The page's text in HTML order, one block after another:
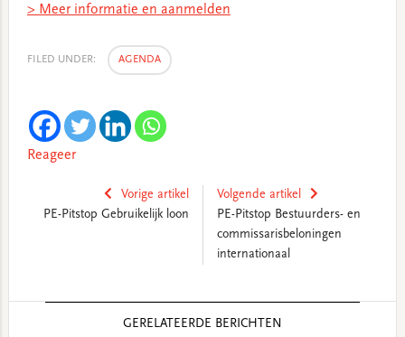
> Meer informatie en aanmelden
FILED UNDER: AGENDA
Reageer
Vorige artikel
PE-Pitstop Gebruikelijk loon
Volgende artikel
PE-Pitstop Bestuurders- en
commissarisbeloningen
internationaal
GERELATEERDE BERICHTEN